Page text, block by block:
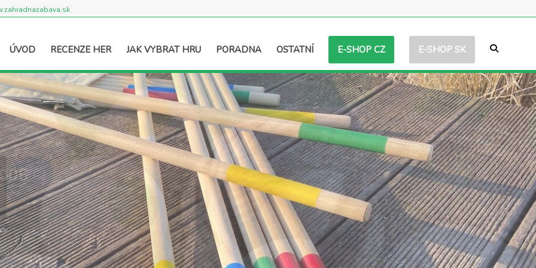
ÚVOD RECENZE HER JAK VYBRAT HRU PORADNA OSTATNÍ E-SHOP CZ E-SHOP SK